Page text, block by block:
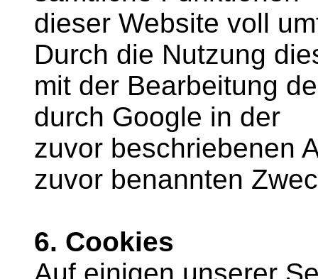
dieser Website voll
Durch die Nutzung
mit der Bearbeitung
durch Google in der
zuvor beschriebenen
zuvor benannten
6. Cookies